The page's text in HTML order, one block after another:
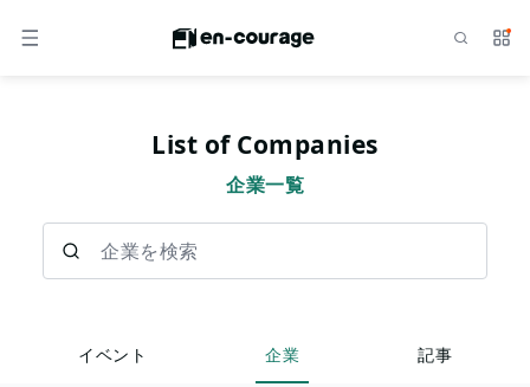
メニュー サ
List of Companies
企業一覧
イベント 企業 記事